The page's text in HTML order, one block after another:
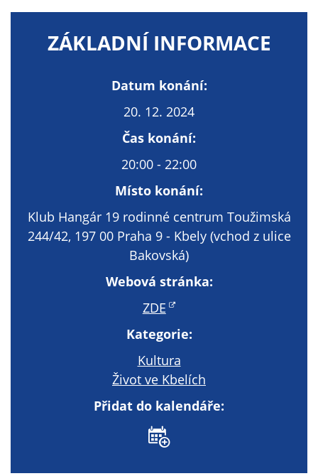
ZÁKLADNÍ INFORMACE
Datum konání:
20. 12. 2024
Čas konání:
20:00 - 22:00
Místo konání:
Klub Hangár 19 rodinné centrum Toužimská
244/42, 197 00 Praha 9 - Kbely (vchod z ulice
Bakovská)
Webová stránka:
ZDE
Kategorie:
Kultura
Život ve Kbelích
Přidat do kalendáře:
Technické
cookies
cookies jsou
nezbytné pro
fungování
webu a všech
funkcí, které
nabízí.
Nepožadujeme
Váš souhlas s
cookies na
technické
nemohou být